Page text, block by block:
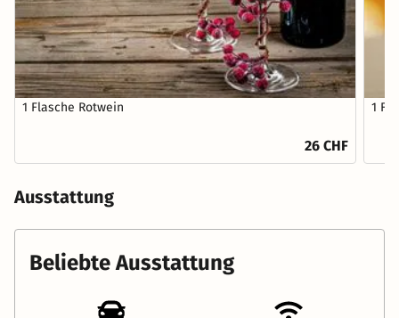
1 Flasche Rotwein
26 CHF
1
Ausstattung
Beliebte Ausstattung